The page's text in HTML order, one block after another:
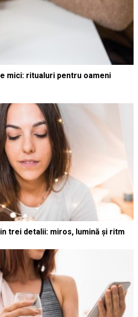
mici: ritualuri pentru oameni
trei detalii: miros, lumină și ritm